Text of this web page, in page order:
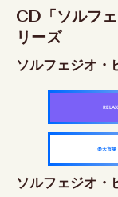
CD「ソルフ
リーズ
ソルフェジオ
楽天市場
ソルフェジオ